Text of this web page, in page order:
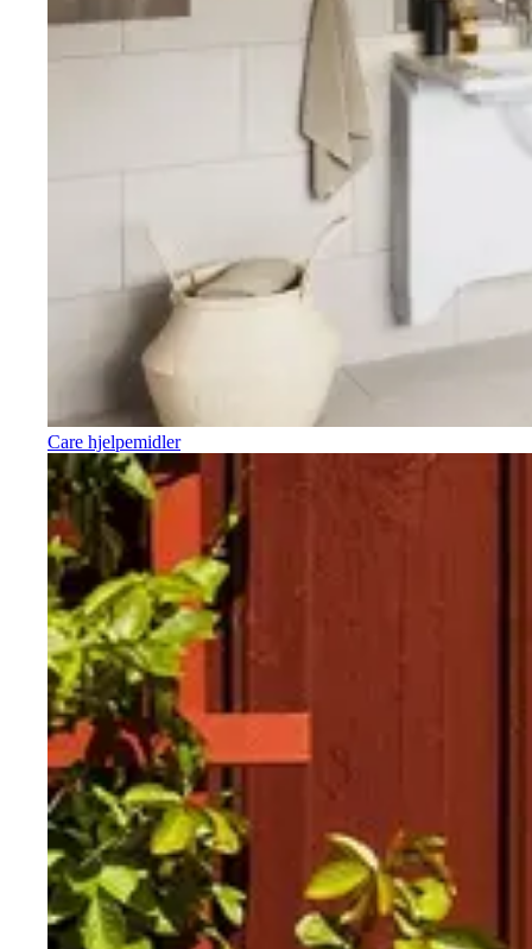
Care hjelpemidler